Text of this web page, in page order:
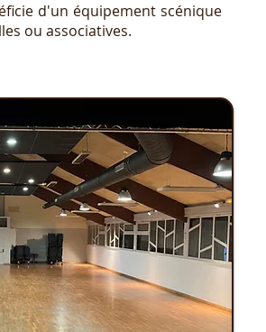
d'un équipement scénique
ou associatives.